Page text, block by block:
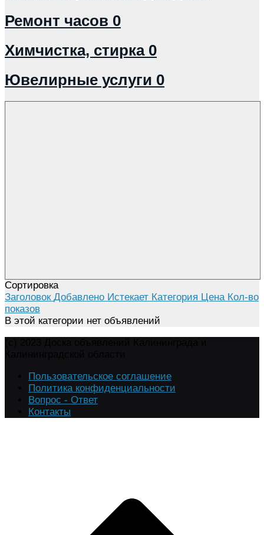
Ремонт часов 0
Химчистка, стирка 0
Ювелирные услуги 0
Сортировка
Заголовок Добавлено Истекает Категория Цена Кол-во
показов
В этой категории нет объявлений
Пользовательское соглашение
Политика конфиденциальности
Вопрос - Ответ
Контакты